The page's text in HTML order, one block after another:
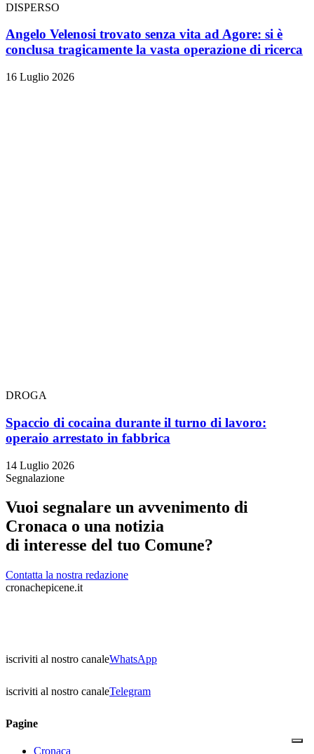
DISPERSO
Angelo Velenosi trovato senza vita ad Agore: si è
conclusa tragicamente la vasta operazione di ricerca
16 Luglio 2026
DROGA
Spaccio di cocaina durante il turno di lavoro:
operaio arrestato in fabbrica
14 Luglio 2026
Segnalazione
Vuoi segnalare un avvenimento di
Cronaca o una notizia
di interesse del tuo Comune?
Contatta la nostra redazione
cronachepicene.it
iscriviti al nostro canaleWhatsApp
iscriviti al nostro canaleTelegram
Pagine
Cronaca